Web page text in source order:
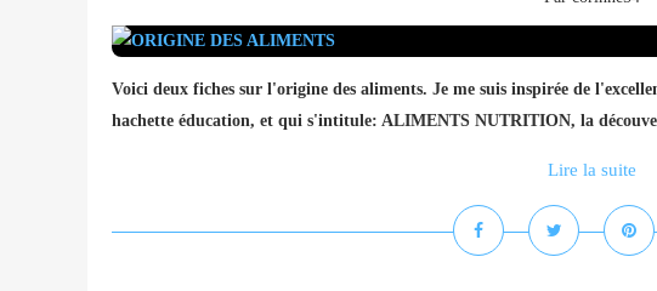
Voici deux fiches sur l'origine des aliments. Je me suis inspirée de
hachette éducation, et qui s'intitule: ALIMENTS NUTRITION, la
Lire la suite